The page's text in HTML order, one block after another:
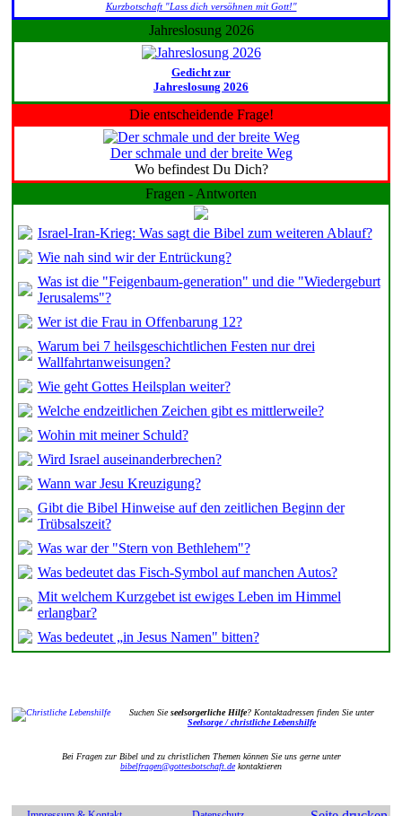
Kurzbotschaft "Lass dich versöhnen mit Gott!"
Jahreslosung 2026
Gedicht zur
Jahreslosung 2026
Die entscheidende Frage!
Der schmale und der breite Weg
Wo befindest Du Dich?
Fragen - Antworten
Israel-Iran-Krieg: Was sagt die Bibel zum weiteren Ablauf?
Wie nah sind wir der Entrückung?
Was ist die "Feigenbaum-generation" und die "Wiedergeburt
Jerusalems"?
Wer ist die Frau in Offenbarung 12?
Warum bei 7 heilsgeschichtlichen Festen nur drei
Wallfahrtanweisungen?
Wie geht Gottes Heilsplan weiter?
Welche endzeitlichen Zeichen gibt es mittlerweile?
Wohin mit meiner Schuld?
Wird Israel auseinanderbrechen?
Wann war Jesu Kreuzigung?
Gibt die Bibel Hinweise auf den zeitlichen Beginn der
Trübsalszeit?
Was war der "Stern von Bethlehem"?
Was bedeutet das Fisch-Symbol auf manchen Autos?
Mit welchem Kurzgebet ist ewiges Leben im Himmel
erlangbar?
Was bedeutet „in Jesus Namen" bitten?
Suchen Sieseelsorgerliche Hilfe? Kontaktadressen finden Sie unter
Seelsorge / christliche Lebenshilfe
Bei Fragen zur Bibel und zu christlichen Themen können Sie uns gerne unter
bibelfragen@gottesbotschaft.dekontaktieren